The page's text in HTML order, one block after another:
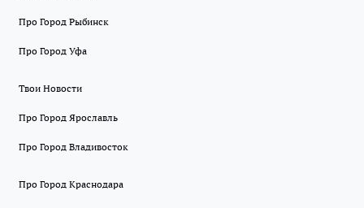
Про Город Рыбинск
Про Город Уфа
Твои Новости
Про Город Ярославль
Про Город Владивосток
Про Город Краснодара